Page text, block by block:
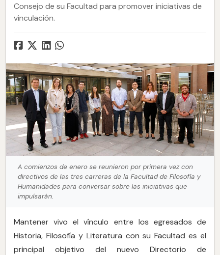
Consejo de su Facultad para promover iniciativas de
vinculación.
A comienzos de enero se reunieron por primera vez con
directivos de las tres carreras de la Facultad de Filosofía y
Humanidades para conversar sobre las iniciativas que
impulsarán.
Mantener vivo el vínculo entre los egresados de
Historia, Filosofía y Literatura con su Facultad es el
principal objetivo del nuevo Directorio de